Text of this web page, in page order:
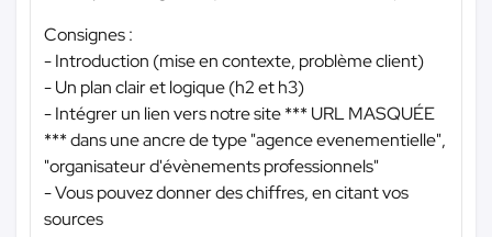
Consignes :
- Introduction (mise en contexte, problème client)
- Un plan clair et logique (h2 et h3)
- Intégrer un lien vers notre site*** URL MASQUÉE
***dans une ancre de type "agence evenementielle",
"organisateur d'évènements professionnels"
- Vous pouvez donner des chiffres, en citant vos
sources